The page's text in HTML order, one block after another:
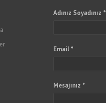
Adınız Soyadınız *
Email *
Mesajınız *